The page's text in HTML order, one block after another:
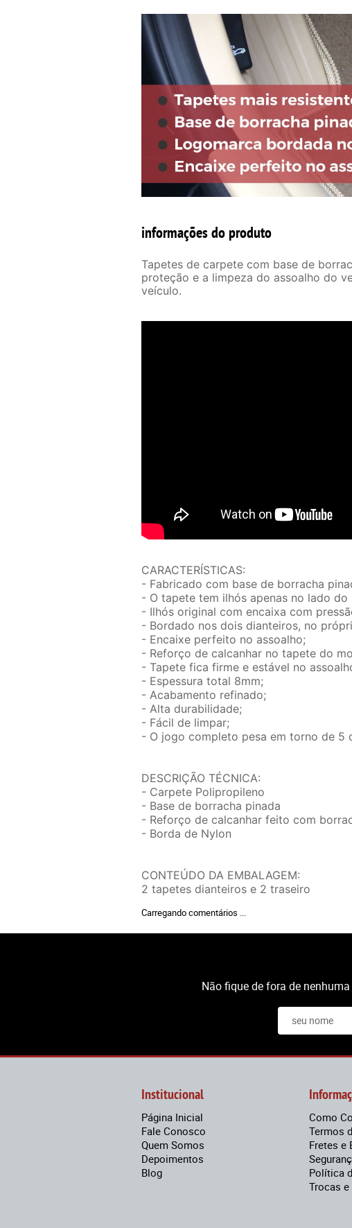
informações do produto
Tapetes de carpete com base de
proteção e a limpeza do assoalho do
veículo.
CARACTERÍSTICAS:
- Fabricado com base de borracha
- O tapete tem ilhós apenas no lado
- Ilhós original com encaixa com
- Bordado nos dois dianteiros, no
- Encaixe perfeito no assoalho;
- Reforço de calcanhar no tapete do
- Tapete fica firme e estável no
- Espessura total 8mm;
- Acabamento refinado;
- Alta durabilidade;
- Fácil de limpar;
- O jogo completo pesa em torno de 5
DESCRIÇÃO TÉCNICA:
- Carpete Polipropileno
- Base de borracha pinada
- Reforço de calcanhar feito com
- Borda de Nylon
CONTEÚDO DA EMBALAGEM:
2 tapetes dianteiros e 2 traseiro
Carregando comentários ...
Não fique de fora de
Institucional
Página Inicial
Fale Conosco
Quem Somos
Depoimentos
Blog
Como
Termos
Fretes e
Política
Trocas